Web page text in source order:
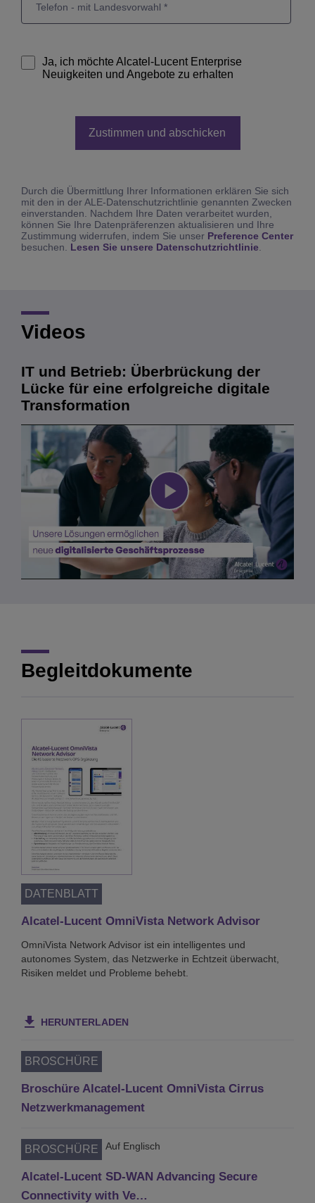
Ja, ich möchte Alcatel-Lucent Enterprise
Neuigkeiten und Angebote zu erhalten
Durch die Übermittlung Ihrer Informationen erklären Sie sich
mit den in der ALE-Datenschutzrichtlinie genannten Zwecken
einverstanden. Nachdem Ihre Daten verarbeitet wurden,
können Sie Ihre Datenpräferenzen aktualisieren und Ihre
Zustimmung widerrufen, indem Sie unser Preference Center
besuchen. Lesen Sie unsere Datenschutzrichtlinie
Videos
IT und Betrieb: Überbrückung der
Lücke für eine erfolgreiche digitale
Transformation
Play
Begleitdokumente
DATENBLATT
Alcatel-Lucent OmniVista Network Advisor
OmniVista Network Advisor ist ein intelligentes und
autonomes System, das Netzwerke in Echtzeit überwacht,
Risiken meldet und Probleme behebt.
HERUNTERLADEN
BROSCHÜRE
Broschüre Alcatel-Lucent OmniVista Cirrus
Netzwerkmanagement
BROSCHÜRE Auf Englisch
Alcatel-Lucent SD-WAN Advancing Secure
Connectivity with Ve…